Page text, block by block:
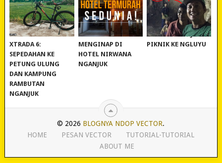
REVIEW POLYGON
XTRADA 6:
SEPEDAHAN KE
PETUNG ULUNG
DAN KAMPUNG
RAMBUTAN
NGANJUK
MURAH BANGET!
MENGINAP DI
HOTEL NIRWANA
NGANJUK
WISATA NGANJUK:
PIKNIK KE NGLUYU
© 2026 BLOGNYA NDOP VECTOR.
HOME
PESAN VECTOR
TUTORIAL-TUTORIAL
ABOUT ME